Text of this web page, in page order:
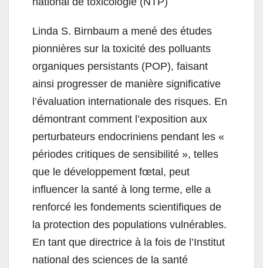
Linda S. Birnbaum a mené des études
pionnières sur la toxicité des polluants
organiques persistants (POP), faisant
ainsi progresser de manière significative
l’évaluation internationale des risques. En
démontrant comment l’exposition aux
perturbateurs endocriniens pendant les «
périodes critiques de sensibilité », telles
que le développement fœtal, peut
influencer la santé à long terme, elle a
renforcé les fondements scientifiques de
la protection des populations vulnérables.
En tant que directrice à la fois de l’Institut
national des sciences de la santé